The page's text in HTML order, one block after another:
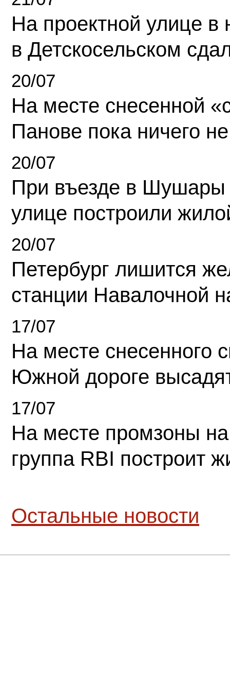
На проектной улице
в Детскосельском
20/07
На месте снесенной
Панове пока ничего
20/07
При въезде в Шушары
улице построили
20/07
Петербург лишится
станции Навалочной
17/07
На месте снесенного
Южной дороге
17/07
На месте промзоны
группа RBI построит
Остальные новости